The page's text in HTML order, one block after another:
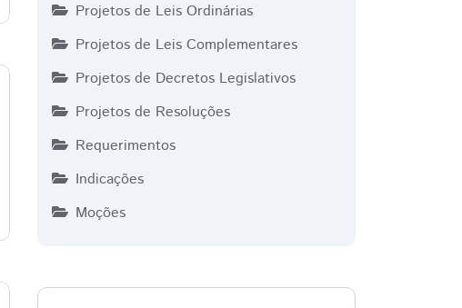
Projetos de Leis Ordinárias
Projetos de Leis Complementares
Projetos de Decretos Legislativos
Projetos de Resoluções
Requerimentos
Indicações
Moções